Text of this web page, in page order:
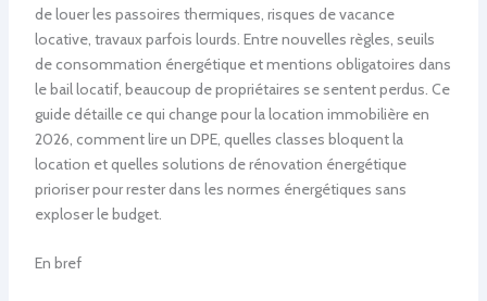
de louer les passoires thermiques, risques de vacance
locative, travaux parfois lourds. Entre nouvelles règles, seuils
de consommation énergétique et mentions obligatoires dans
le bail locatif, beaucoup de propriétaires se sentent perdus. Ce
guide détaille ce qui change pour la location immobilière en
2026, comment lire un DPE, quelles classes bloquent la
location et quelles solutions de rénovation énergétique
prioriser pour rester dans les normes énergétiques sans
exploser le budget.
En bref